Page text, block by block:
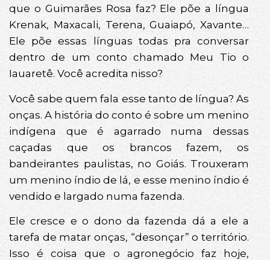
que o Guimarães Rosa faz? Ele põe a língua
Krenak, Maxacali, Terena, Guaiapó, Xavante…
Ele põe essas línguas todas pra conversar
dentro de um conto chamado Meu Tio o
Iauaretê. Você acredita nisso?
Você sabe quem fala esse tanto de língua? As
onças. A história do conto é sobre um menino
indígena que é agarrado numa dessas
caçadas que os brancos fazem, os
bandeirantes paulistas, no Goiás. Trouxeram
um menino índio de lá, e esse menino índio é
vendido e largado numa fazenda.
Ele cresce e o dono da fazenda dá a ele a
tarefa de matar onças, “desonçar” o território.
Isso é coisa que o agronegócio faz hoje,